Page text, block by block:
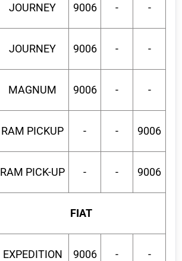
JOURNEY 9006 - -
JOURNEY 9006 - -
MAGNUM 9006 - -
RAM PICKUP - - 9006
RAM PICK-UP - - 9006
FIAT
EXPEDITION 9006 - -